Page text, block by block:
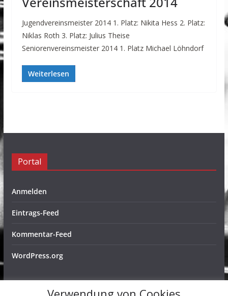
Jugendvereinsmeister 2014 1. Platz: Nikita Hess 2. Platz:
Niklas Roth 3. Platz: Julius Theise
Seniorenvereinsmeister 2014 1. Platz Michael Löhndorf
Weiterlesen
Portal
Anmelden
Eintrags-Feed
Kommentar-Feed
WordPress.org